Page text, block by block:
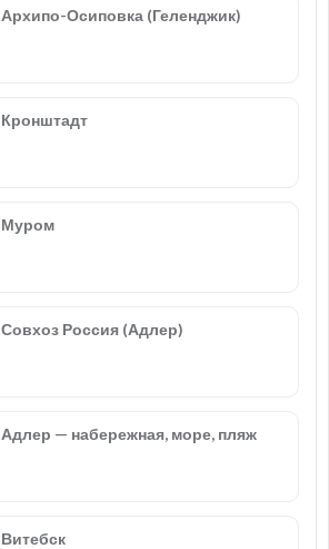
Архипо-Осиповка (Геленджик)
Кронштадт
Муром
Совхоз Россия (Адлер)
Адлер — набережная, море, пляж
Витебск